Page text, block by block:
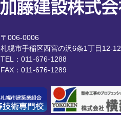
〒006-0006
札幌市手稲区西宮の沢6条1丁目12-12
TEL：011-676-1288
FAX：011-676-1289